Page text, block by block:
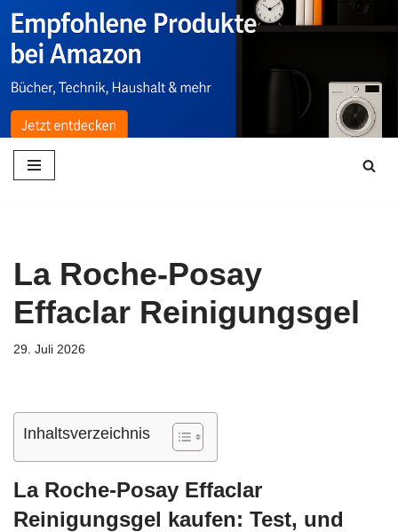
Zum
Inhalt
springen
La Roche-Posay
Effaclar Reinigungsgel
29. Juli 2026
Inhaltsverzeichnis
La Roche-Posay Effaclar
Reinigungsgel kaufen: Test, und